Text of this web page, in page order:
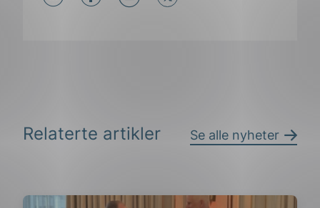
Relaterte artikler Se alle nyheter